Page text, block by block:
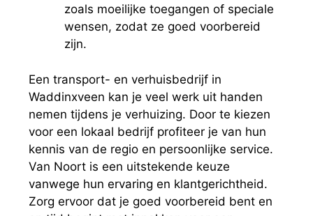
zoals moeilijke toegangen of speciale
wensen, zodat ze goed voorbereid
zijn.
Een transport- en verhuisbedrijf in
Waddinxveen kan je veel werk uit handen
nemen tijdens je verhuizing. Door te kiezen
voor een lokaal bedrijf profiteer je van hun
kennis van de regio en persoonlijke service.
Van Noort is een uitstekende keuze
vanwege hun ervaring en klantgerichtheid.
Zorg ervoor dat je goed voorbereid bent en